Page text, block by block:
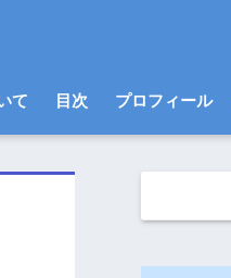
て 目次 プロフィール